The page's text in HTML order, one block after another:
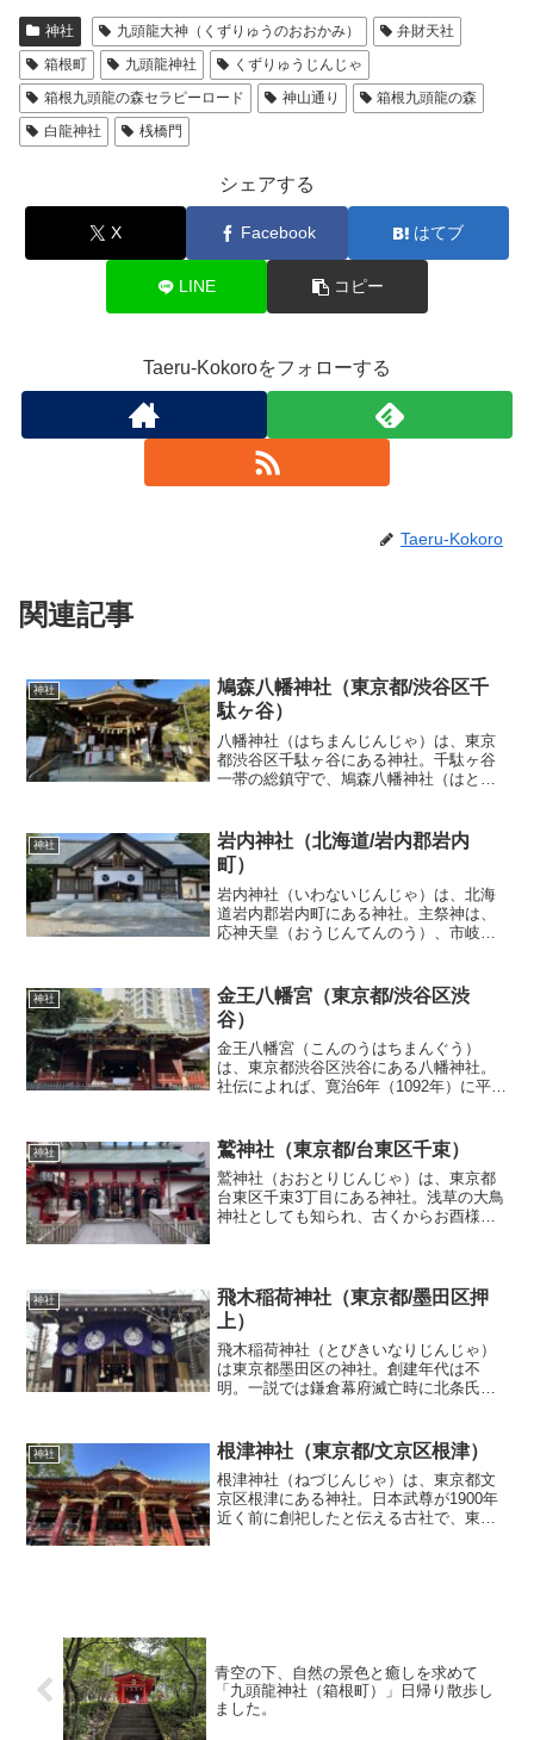
神社 九頭龍大神（くずりゅうのおおかみ）
弁財天社
箱根町
九頭龍神社
くずりゅうじんじゃ
箱根九頭龍の森セラピーロード
神山通り
箱根九頭龍の森
白龍神社
桟橋門
シェアする
X Facebook はてブ
LINE コピー
Taeru-Kokoroをフォローする
Taeru-Kokoro
関連記事
神社
鳩森八幡神社（東京都/渋谷区千
駄ヶ谷）
八幡神社（はちまんじんじゃ）は、東京
都渋谷区千駄ヶ谷にある神社。千駄ヶ谷
一帯の総鎮守で、鳩森八幡神社（はとの
時代に築造された富士塚があり「千駄ヶ
谷の富士塚」として東京都の...
神社
岩内神社（北海道/岩内郡岩内
町）
岩内神社（いわないじんじゃ）は、北海
道岩内郡岩内町にある神社。主祭神は、
応神天皇（おうじんてんのう）、市岐島
祀りしています。寛政時代（1789年～
1801年）に、松前藩...
神社
金王八幡宮（東京都/渋谷区渋
谷）
金王八幡宮（こんのうはちまんぐう）
は、東京都渋谷区渋谷にある八幡神社。
社伝によれば、寛治6年（1092年）に平武
って戦った平武綱は河崎基家と称され、
基家の子...
神社 鷲神社（東京都/台東区千束）
鷲神社（おおとりじんじゃ）は、東京都
台東区千束3丁目にある神社。浅草の大鳥
神社としても知られ、古くからお酉様
かめはお多福とも言われ...
神社
飛木稲荷神社（東京都/墨田区押
上）
飛木稲荷神社（とびきいなりじんじゃ）
は東京都墨田区の神社。創建年代は不
明。一説では鎌倉幕府滅亡時に北条氏の
樹齢500年は経っており、墨田区内最古の
老木といわれている。ま...
神社 根津神社（東京都/文京区根津）
根津神社（ねづじんじゃ）は、東京都文
京区根津にある神社。日本武尊が1900年
近く前に創祀したと伝える古社で、東京
青空の下、自然の景色と癒しを求めて
「九頭龍神社（箱根町）」日帰り散歩し
ました。